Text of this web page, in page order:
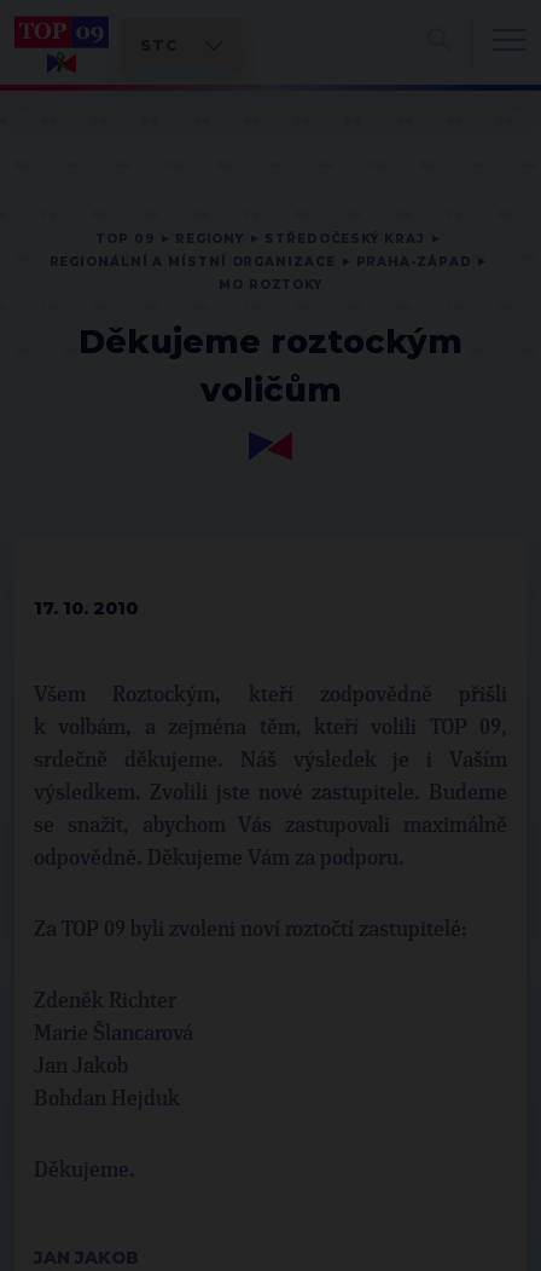
Děkujeme roztockým
voličům
17. 10. 2010
Všem Roztockým, kteří zodpovědně přišli
k volbám, a zejména těm, kteří volili TOP 09,
srdečně děkujeme. Náš výsledek je i Vaším
výsledkem. Zvolili jste nové zastupitele. Budeme
se snažit, abychom Vás zastupovali maximálně
odpovědně. Děkujeme Vám za podporu.
Za TOP 09 byli zvoleni noví roztočtí zastupitelé:
Zdeněk Richter
Marie Šlancarová
Jan Jakob
Bohdan Hejduk
Děkujeme.
JAN JAKOB